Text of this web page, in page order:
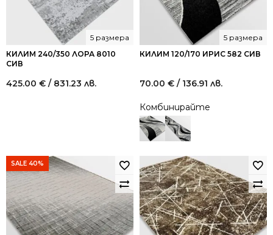
КИЛИМ 240/350 ЛОРА 8010
СИВ
5 размера
425.00 € / 831.23 лв.
КИЛИМ 120/170 ИРИС 582 СИВ
5 размера
70.00 € / 136.91 лв.
Комбинирайте
SALE 40%